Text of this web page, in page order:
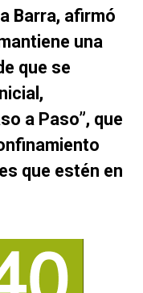
Barra, afirmó
una
que se
a Paso”, que
que estén en